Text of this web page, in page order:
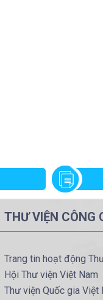
THƯ VIỆN CÔNG
Trang tin hoạt động
Hội Thư viện Việt Nam
Thư viện Quốc gia Việt